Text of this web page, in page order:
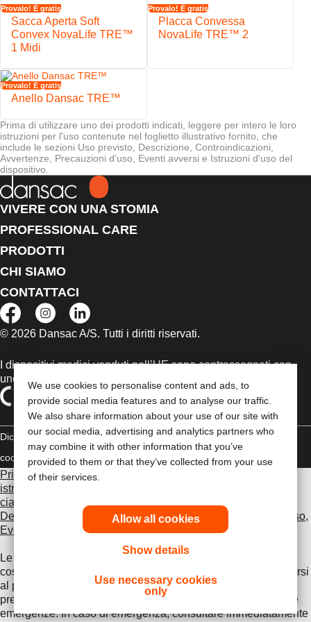
We use cookies to personalise content and ads, to
provide social media features and to analyse our traffic.
We also share information about your use of our site with
our social media, advertising and analytics partners who
may combine it with other information that you’ve
provided to them or that they’ve collected from your use
of their services.
Allow all cookies
Show details
Use necessary cookies
only
Provalo! È gratis
Sacca Aperta Soft
Convex NovaLife TRE™
1 Midi
Provalo! È gratis
Placca Convessa
NovaLife TRE™ 2
Provalo! È gratis
Anello Dansac TRE™
Prima di utilizzare uno dei prodotti indicati, leggere per intero le loro
istruzioni per l'uso contenute nel foglietto illustrativo fornito, che
include le sezioni Uso previsto, Descrizione, Controindicazioni,
Avvertenze, Precauzioni d'uso, Eventi avversi e Istruzioni d'uso del
dispositivo.
VIVERE CON UNA STOMIA
PROFESSIONAL CARE
PRODOTTI
CHI SIAMO
CONTATTACI
© 2026 Dansac A/S. Tutti i diritti riservati.
I dispositivi medici venduti nell’UE sono contrassegnati con
uno dei seguenti simboli, a seconda dei casi
Dichiarazione di copyright Politica sulla riservatezza Gestione dei
cookie
Compliance
Prima di utilizzare uno dei prodotti indicati, leggi per intero le
istruzioni d'uso contenute nel foglietto illustrativo fornito con
ciascun prodotto, che include le sezioni Uso previsto,
Descrizione, Controindicazioni, Avvertenze, Precauzioni d'uso,
Eventi avversi e Istruzioni d'uso del dispositivo
Le informazioni fornite nel presente documento non
costituiscono un parere medico, pertanto è opportuno rivolgersi
al proprio medico curante o ad altro operatore sanitario. Le
presenti informazioni non devono essere utilizzate durante le
emergenze. In caso di emergenza, consultare immediatamente